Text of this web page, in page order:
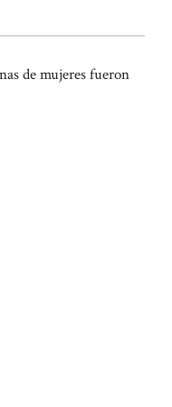
de mujeres fueron